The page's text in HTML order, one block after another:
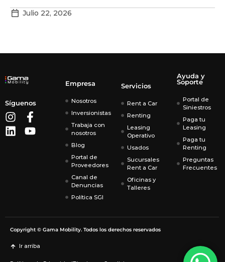
Julio 22, 2026
Síguenos
Empresa
Nosotros
Inversionistas
Trabaja con
nosotros
Blog
Portal de
Proveedores
Canal de
Denuncias
Política SGI
Servicios
Rent a Car
Renting
Leasing
Operativo
Usados
Sucursales
Rent a Car
Oficinas y
Talleres
Ayuda y
Soporte
Portal de
Siniestros
Paga tu
Leasing
Paga tu
Renting
Preguntas
Frecuentes
Copyright © Gama Mobility. Todos los derechos reservados
Ir arriba